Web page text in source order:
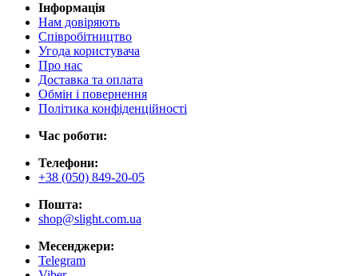
Інформація
Нам довіряють
Співробітництво
Угода користувача
Про нас
Доставка та оплата
Обмін і повернення
Політика конфіденційності
Час роботи:
Телефони:
+38 (050) 849-20-05
Пошта:
shop@slight.com.ua
Месенджери:
Telegram